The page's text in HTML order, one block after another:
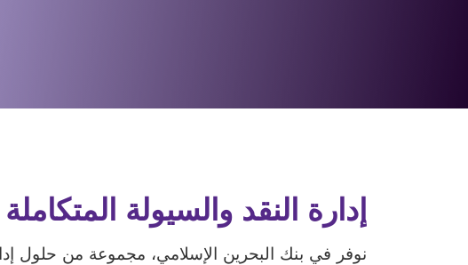
إدارة النقد والسيولة
نوفر في بنك البحرين الإسلامي، مجموعة من حلول